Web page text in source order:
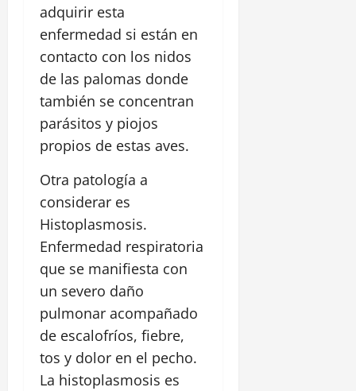
adquirir esta
enfermedad si están en
contacto con los nidos
de las palomas donde
también se concentran
parásitos y piojos
propios de estas aves.
Otra patología a
considerar es
Histoplasmosis.
Enfermedad respiratoria
que se manifiesta con
un severo daño
pulmonar acompañado
de escalofríos, fiebre,
tos y dolor en el pecho.
La histoplasmosis es